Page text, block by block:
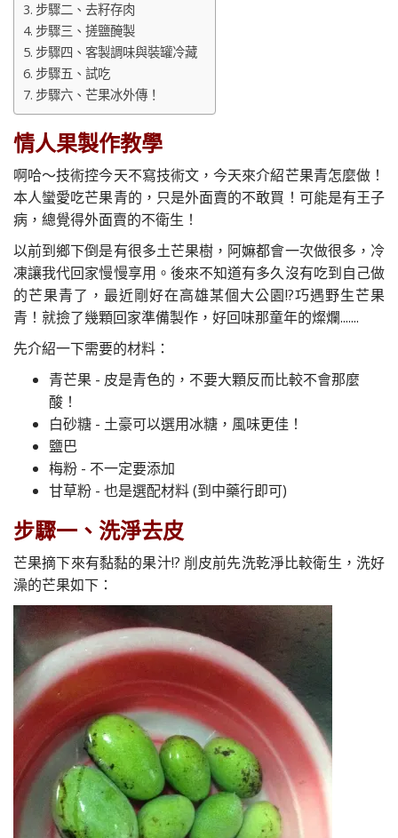
步驟二、去籽存肉
步驟三、搓鹽醃製
步驟四、客製調味與裝罐冷藏
步驟五、試吃
步驟六、芒果冰外傳！
情人果製作教學
啊哈～技術控今天不寫技術文，今天來介紹芒果青怎麼做！
本人蠻愛吃芒果青的，只是外面賣的不敢買！可能是有王子
病，總覺得外面賣的不衛生！
以前到鄉下倒是有很多土芒果樹，阿嫲都會一次做很多，冷
凍讓我代回家慢慢享用。後來不知道有多久沒有吃到自己做
的芒果青了，最近剛好在高雄某個大公園!?巧遇野生芒果
青！就撿了幾顆回家準備製作，好回味那童年的燦爛.......
先介紹一下需要的材料：
青芒果 - 皮是青色的，不要大顆反而比較不會那麼
酸！
白砂糖 - 土豪可以選用冰糖，風味更佳！
鹽巴
梅粉 - 不一定要添加
甘草粉 - 也是選配材料 (到中藥行即可)
步驟一、洗淨去皮
芒果摘下來有黏黏的果汁!? 削皮前先洗乾淨比較衛生，洗好
澡的芒果如下：